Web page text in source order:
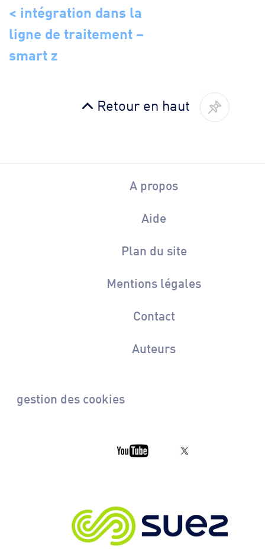
< intégration dans la
ligne de traitement –
smart z
Retour en haut
A propos
Aide
Plan du site
Mentions légales
Contact
Auteurs
gestion des cookies